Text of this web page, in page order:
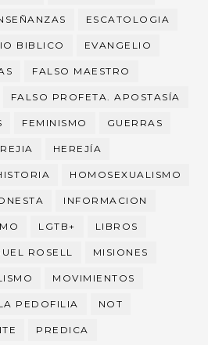
ESCATOLOGIA
BIBLICO EVANGELIO
FALSO MAESTRO
FALSO PROFETA. APOSTASÍA
FEMINISMO GUERRAS
HEREJÍA
HOMOSEXUALISMO
INFORMACION
LGTB+ LIBROS
ROSELL MISIONES
MOVIMIENTOS
PEDOFILIA NOT
PREDICA